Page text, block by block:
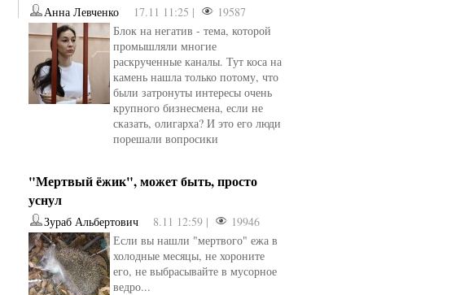
Анна Левченко 17.11 11:25 |
19587
Блок на негатив - тема, которой
промышляли многие
раскрученные каналы. Тут коса на
камень нашла только потому, что
были затронуты интересы очень
крупного бизнесмена, если не
сказать, олигарха? И это его люди
порешали вопросики
"Мертвый ёжик", может быть, просто
уснул
Зураб Альбертович 8.11 12:59 |
19946
Если вы нашли "мертвого" ежа в
холодные месяцы, не хороните
его, не выбрасывайте в мусорное
ведро...